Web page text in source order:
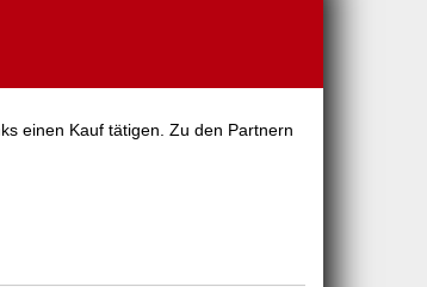
einen Kauf tätigen. Zu den Partnern